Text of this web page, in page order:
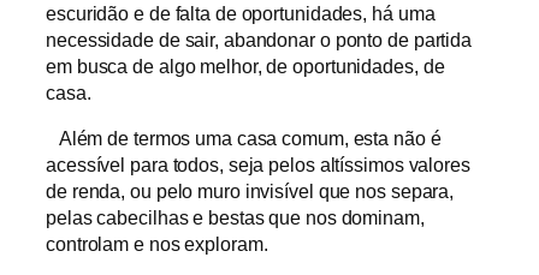
escuridão e de falta de oportunidades, há uma
necessidade de sair, abandonar o ponto de partida
em busca de algo melhor, de oportunidades, de
casa.
Além de termos uma casa comum, esta não é
acessível para todos, seja pelos altíssimos valores
de renda, ou pelo muro invisível que nos separa,
pelas cabecilhas e bestas que nos dominam,
controlam e nos exploram.